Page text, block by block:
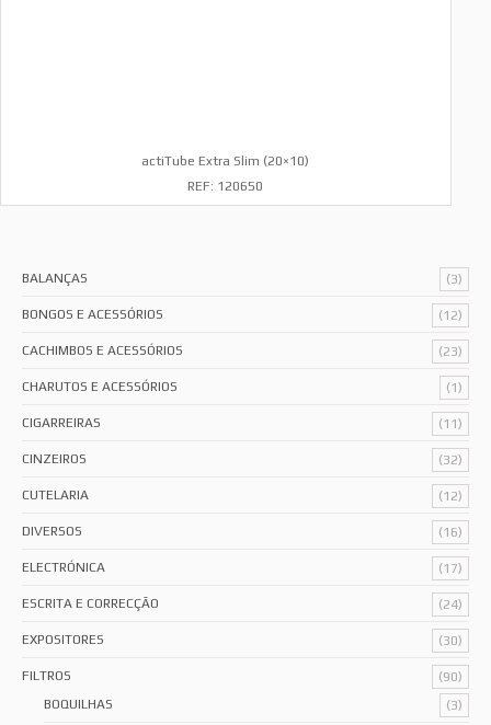
actiTube Extra Slim (20×10)
REF: 120650
BALANÇAS (3)
BONGOS E ACESSÓRIOS (12)
CACHIMBOS E ACESSÓRIOS (23)
CHARUTOS E ACESSÓRIOS (1)
CIGARREIRAS (11)
CINZEIROS (32)
CUTELARIA (12)
DIVERSOS (16)
ELECTRÓNICA (17)
ESCRITA E CORRECÇÃO (24)
EXPOSITORES (30)
FILTROS
(90)
BOQUILHAS
(3)